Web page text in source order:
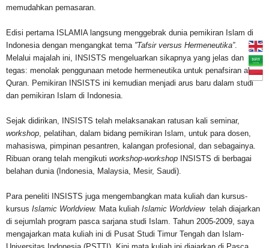
memudahkan pemasaran.
Edisi pertama ISLAMIA langsung menggebrak dunia pemikiran Islam di
Indonesia dengan mengangkat tema ”Tafsir versus Hermeneutika”.
Melalui majalah ini, INSISTS mengeluarkan sikapnya yang jelas dan
tegas: menolak penggunaan metode hermeneutika untuk penafsiran al-
Quran. Pemikiran INSISTS ini kemudian menjadi arus baru dalam studi
dan pemikiran Islam di Indonesia.
Sejak didirikan, INSISTS telah melaksanakan ratusan kali seminar,
workshop, pelatihan, dalam bidang pemikiran Islam, untuk para dosen,
mahasiswa, pimpinan pesantren, kalangan profesional, dan sebagainya.
Ribuan orang telah mengikuti workshop-workshop INSISTS di berbagai
belahan dunia (Indonesia, Malaysia, Mesir, Saudi).
Para peneliti INSISTS juga mengembangkan mata kuliah dan kursus-
kursus Islamic Worldview. Mata kuliah Islamic Worldviewtelah diajarkan
di sejumlah program pasca sarjana studi Islam. Tahun 2005-2009, saya
mengajarkan mata kuliah ini di Pusat Studi Timur Tengah dan Islam-